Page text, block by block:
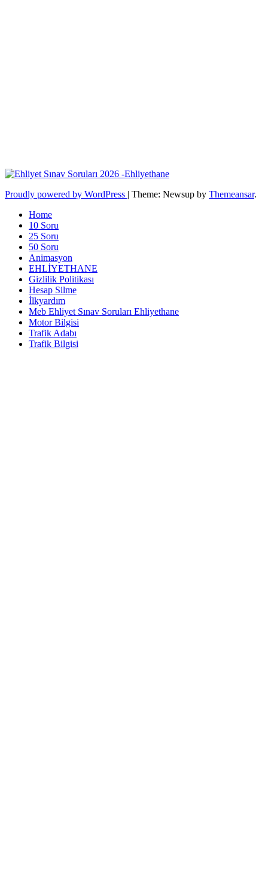
Proudly powered by WordPress | Theme: Newsup by Themeansar.
Home
10 Soru
25 Soru
50 Soru
Animasyon
EHLİYETHANE
Gizlilik Politikası
Hesap Silme
İlkyardım
Meb Ehliyet Sınav Soruları Ehliyethane
Motor Bilgisi
Trafik Adabı
Trafik Bilgisi